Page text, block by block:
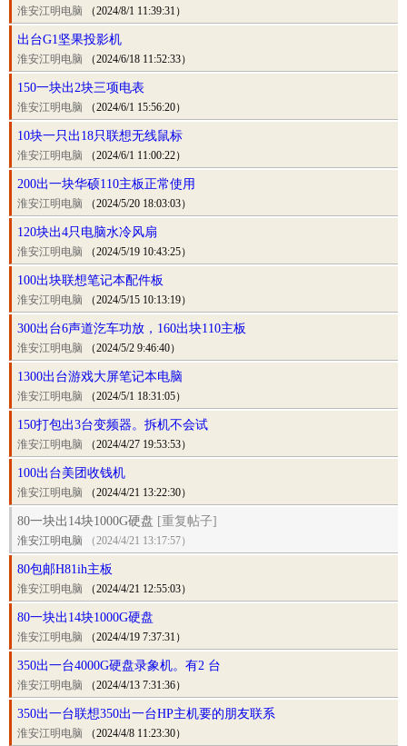
淮安江明电脑 （2024/8/1 11:39:31）
出台G1坚果投影机
淮安江明电脑 （2024/6/18 11:52:33）
150一块出2块三项电表
淮安江明电脑 （2024/6/1 15:56:20）
10块一只出18只联想无线鼠标
淮安江明电脑 （2024/6/1 11:00:22）
200出一块华硕110主板正常使用
淮安江明电脑 （2024/5/20 18:03:03）
120块出4只电脑水冷风扇
淮安江明电脑 （2024/5/19 10:43:25）
100出块联想笔记本配件板
淮安江明电脑 （2024/5/15 10:13:19）
300出台6声道汔车功放，160出块110主板
淮安江明电脑 （2024/5/2 9:46:40）
1300出台游戏大屏笔记本电脑
淮安江明电脑 （2024/5/1 18:31:05）
150打包出3台变频器。拆机不会试
淮安江明电脑 （2024/4/27 19:53:53）
100出台美团收钱机
淮安江明电脑 （2024/4/21 13:22:30）
80一块出14块1000G硬盘 [重复帖子]
淮安江明电脑 （2024/4/21 13:17:57）
80包邮H81ih主板
淮安江明电脑 （2024/4/21 12:55:03）
80一块出14块1000G硬盘
淮安江明电脑 （2024/4/19 7:37:31）
350出一台4000G硬盘录象机。有2 台
淮安江明电脑 （2024/4/13 7:31:36）
350出一台联想350出一台HP主机要的朋友联系
淮安江明电脑 （2024/4/8 11:23:30）